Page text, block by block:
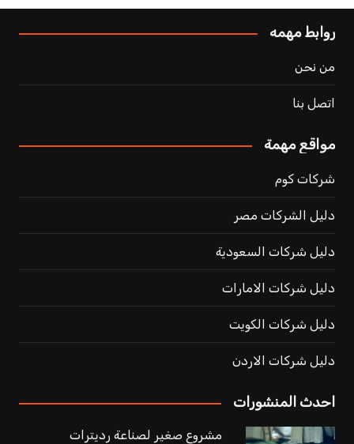
روابط مهمه
من نحن
اتصل بنا
مواقع مهمة
شركات كوم
دليل الشركات مصر
دليل شركات السعودية
دليل شركات الامارات
دليل شركات الكويت
دليل شركات الاردن
احدث المنشورات
مشروع صغير لصناعة رديترات